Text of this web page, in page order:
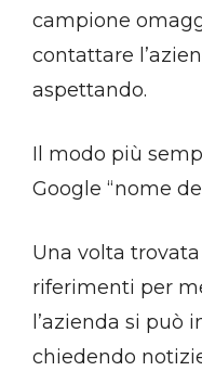
campione
contattare
aspettando.
Il modo più
Google “nome
Una volta
riferimenti per
l’azienda si può
chiedendo